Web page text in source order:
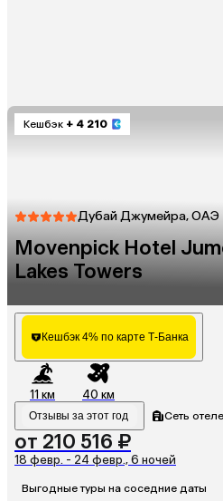
Кешбэк + 4 210
Дубай Джумейра, ОАЭ
Movenpick Hotel
Lakes Towers
Кешбэк 4% по карте Т-Банка
11 км 40 км
Отзывы за этот год Сеть
от 210 516 ₽
18 февр. - 24 февр., 6 ночей
Выгодные туры на соседние даты